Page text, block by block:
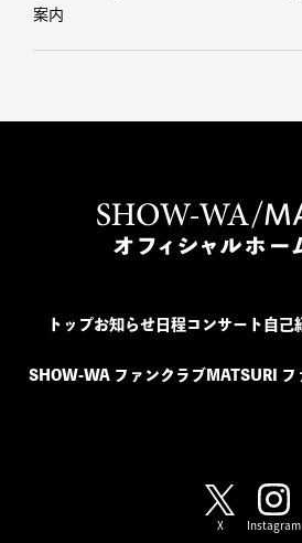
案内
トップお知らせ日程コンサート 自己
SHOW-WA ファンクラブMATSURI フ
X Instagram